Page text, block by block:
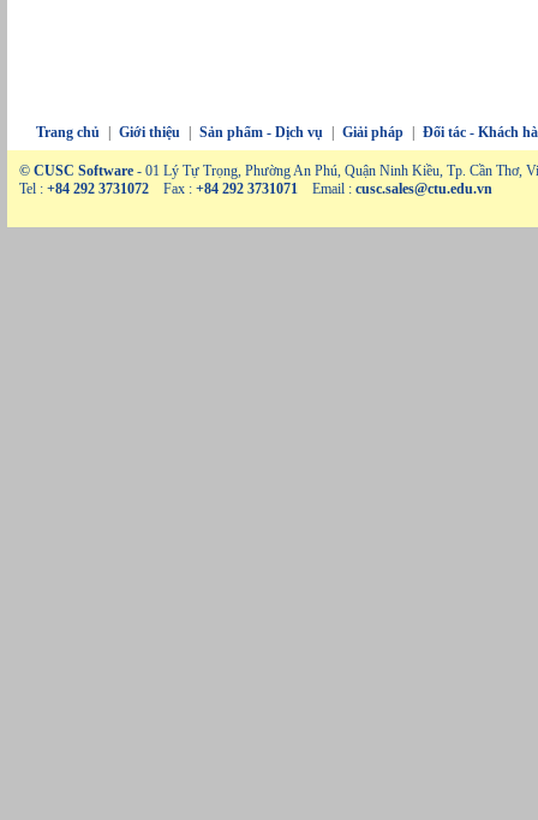
Trang chủ Giới thiệu Sản phẩm - Dịch vụ Giải pháp Đối tác - Khách
© CUSC Software - 01 Lý Tự Trọng, Phường An Phú, Quận Ninh Kiều, Tp. Cần Thơ,
Tel : +84 292 3731072 Fax : +84 292 3731071 Email : cusc.sales@ctu.edu.vn